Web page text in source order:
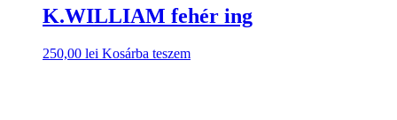
K.WILLIAM fehér ing
250,00 lei Kosárba teszem